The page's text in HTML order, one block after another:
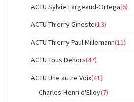
ACTU Sylvie Largeaud-Ortega(6)
ACTU Thierry Gineste(13)
ACTU Thierry Paul Millemann(11)
ACTU Tous Dehors(47)
ACTU Une autre Voix(41)
Charles-Henri d'Elloy(7)